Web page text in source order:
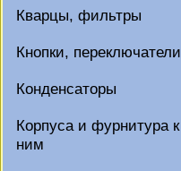
Кварцы, фильтры
Кнопки, переключатели
Конденсаторы
Корпуса и фурнитура к
ним